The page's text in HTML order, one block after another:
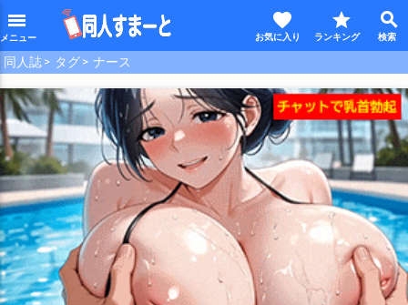
menu search
star
favorite
同人誌 タグ ナース